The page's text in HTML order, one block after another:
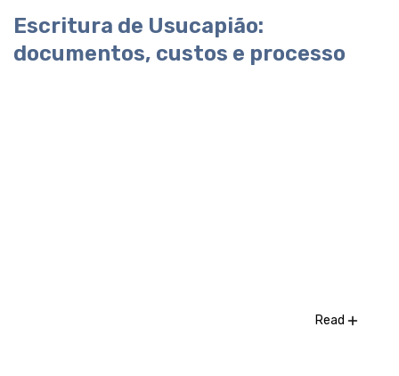
Escritura de Usucapião:
documentos, custos e processo
Read